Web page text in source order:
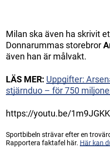
Milan ska även ha skrivit
Donnarummas storebror
även han är målvakt.
LÄS MER: Uppgifter:
stjärnduo – för 750
https://youtu.be/
Sportbibeln strävar efter en
Rapportera faktafel här. Här kan